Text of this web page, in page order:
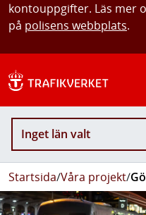
kontouppgifter. Läs mer
på polisens webbplats.
Inget län valt
Startsida/Våra projekt/